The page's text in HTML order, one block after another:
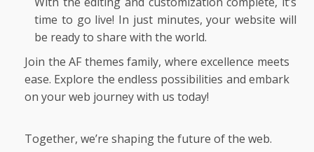
time to go live! In just minutes, your website will
be ready to share with the world.
Join theAF themes family, where excellence meets
ease. Explore the endless possibilities and embark
on your web journey with us today!
Together, we’re shaping the future of the web.